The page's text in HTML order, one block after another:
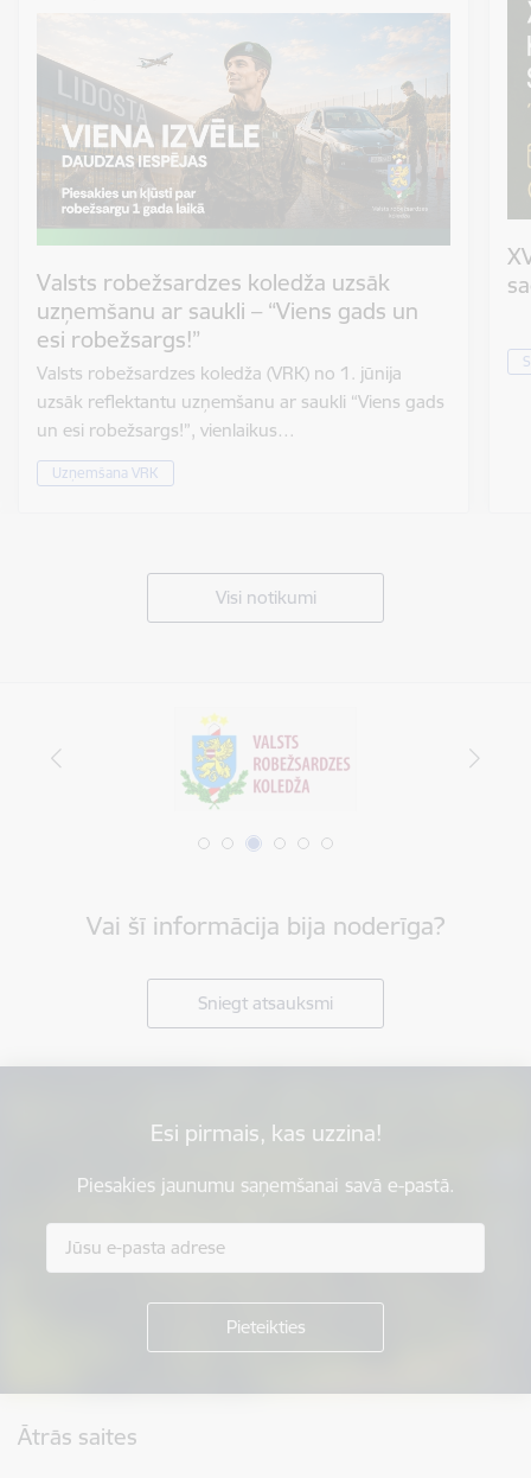
Valsts robežsardzes koledža uzsāk
uzņemšanu ar saukli – “Viens gads un
esi robežsargs!”
Valsts robežsardzes koledža (VRK) no 1. jūnija
uzsāk reflektantu uzņemšanu ar saukli “Viens gads
un esi robežsargs!”, vienlaikus…
Uzņemšana VRK
Visi notikumi
Vai šī informācija bija noderīga?
Sniegt atsauksmi
Esi pirmais, kas uzzina!
Piesakies jaunumu saņemšanai savā e-pastā.
Ātrās saites